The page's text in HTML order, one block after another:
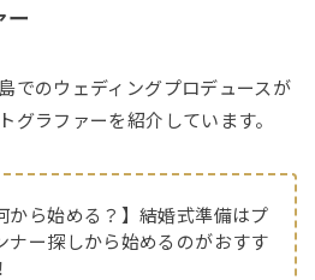
ー
でのウェディングプロデュースが
グラファーを紹介しています。
から始める？】結婚式準備はプ
ナー探しから始めるのがおすす